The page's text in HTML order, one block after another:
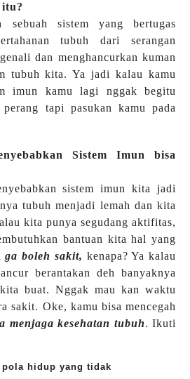
itu?
sebuah sistem yang bertugas
tubuh dari serangan
dan menghancurkan kuman
tubuh kita. Ya jadi kalau kamu
imun kamu lagi nggak begitu
tapi pasukan kamu pada
Sistem Imun bisa
sistem imun kita jadi
tubuh menjadi lemah dan kita
kita punya segudang aktifitas,
bantuan kita hal yang
ga boleh sakit, kenapa? Ya kalau
berantakan deh banyaknya
buat. Nggak mau kan waktu
sakit. Oke, kamu bisa mencegah
menjaga kesehatan tubuh. Ikuti
pola hidup yang tidak